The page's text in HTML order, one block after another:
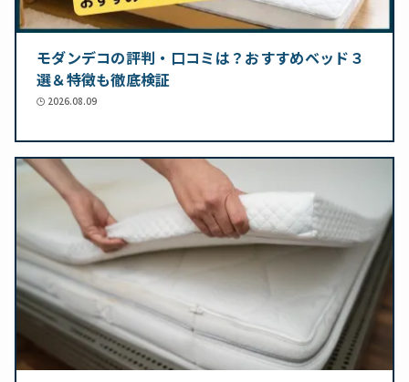
モダンデコの評判・口コミは？おすすめベッド３
選＆特徴も徹底検証
2026.08.09